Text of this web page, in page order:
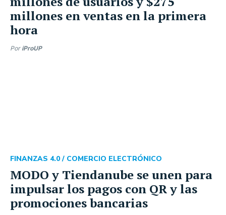
millones en ventas en la primera
hora
Por iProUP
MODO y Tiendanube se unen para
impulsar los pagos con QR y las
promociones bancarias
FINANZAS 4.0 / COMERCIO ELECTRÓNICO